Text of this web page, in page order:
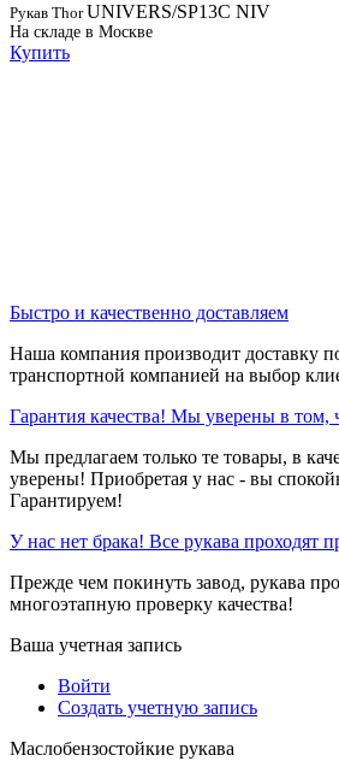
Рукав ThorUNIVERS/SP13C NIV
На складе в Москве
Купить
Быстро и качественно доставляем
Наша компания производит доставку
транспортной компанией на выбор
Гарантия качества! Мы уверены в том,
Мы предлагаем только те товары, в
уверены! Приобретая у нас - вы
Гарантируем!
У нас нет брака! Все рукава проходят
Прежде чем покинуть завод, рукава
многоэтапную проверку качества!
Ваша учетная запись
Войти
Создать учетную запись
Маслобензостойкие рукава